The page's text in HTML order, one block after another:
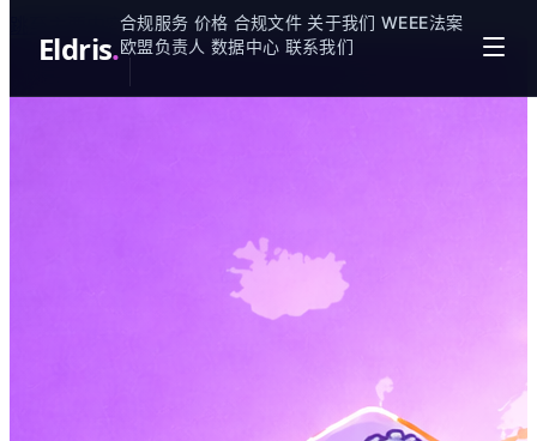
跳至主要内容
Eldris.
合规服务 价格 合规文件 关于我们WEEE法案
欧盟负责人 数据中心 联系我们